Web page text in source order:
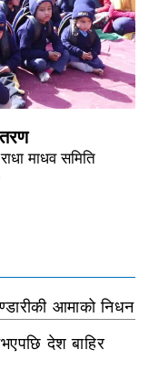
माधव समिति
आमाको निधन
देश बाहिर